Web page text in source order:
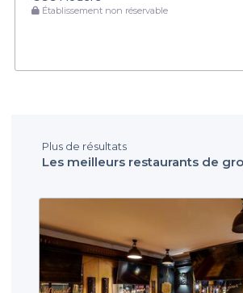
Établissement non réservable
Plus de résultats
Les meilleurs restaurants de